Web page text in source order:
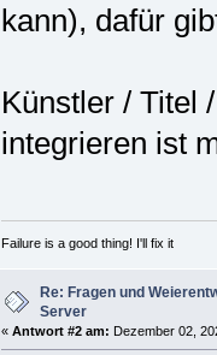
kann), dafür
Künstler / Titel
integrieren ist
Failure is a good thing! I'll fix it
Re: Fragen und
Server
« Antwort #2 am: Dezember 02,